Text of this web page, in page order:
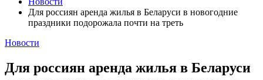
Для россиян аренда жилья в Беларуси в новогодние
праздники подорожала почти на треть
Новости
Для россиян аренда жилья в Беларуси